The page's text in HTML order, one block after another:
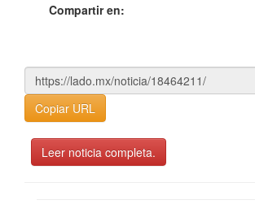
Compartir en:
Copiar URL
Leer noticia completa.